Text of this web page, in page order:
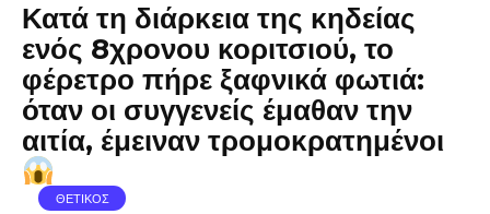
Κατά τη διάρκεια της κηδείας
ενός 8χρονου κοριτσιού, το
φέρετρο πήρε ξαφνικά φωτιά:
όταν οι συγγενείς έμαθαν την
αιτία, έμειναν τρομοκρατημένοι
ΘΕΤΙΚΟΣ